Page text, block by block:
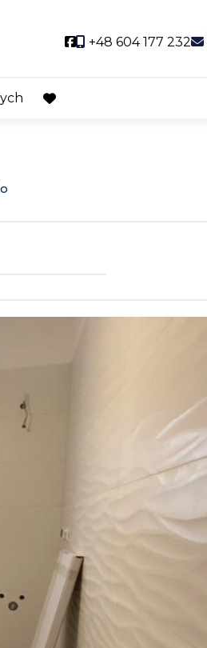
Social link
+48 604 177 232
favorite